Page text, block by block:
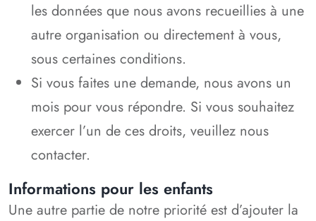
les données que nous avons recueillies à une
autre organisation ou directement à vous,
sous certaines conditions.
Si vous faites une demande, nous avons un
mois pour vous répondre. Si vous souhaitez
exercer l’un de ces droits, veuillez nous
contacter.
Informations pour les enfants
Une autre partie de notre priorité est d’ajouter la